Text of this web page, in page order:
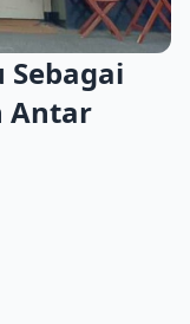
Antar